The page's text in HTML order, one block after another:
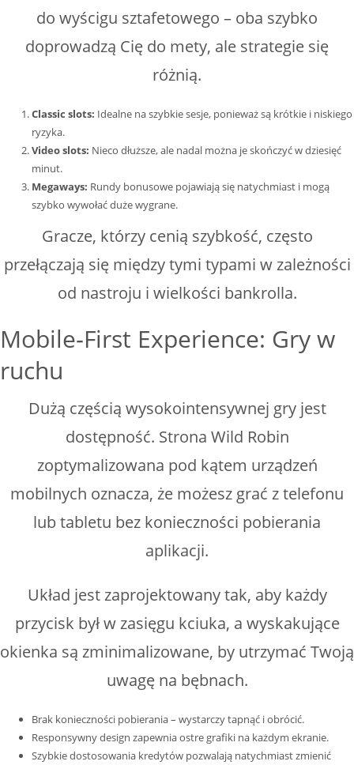
do wyścigu sztafetowego – oba szybko
doprowadzą Cię do mety, ale strategie się
różnią.
Classic slots: Idealne na szybkie sesje, ponieważ są krótkie i niskiego
ryzyka.
Video slots: Nieco dłuższe, ale nadal można je skończyć w dziesięć
minut.
Megaways: Rundy bonusowe pojawiają się natychmiast i mogą
szybko wywołać duże wygrane.
Gracze, którzy cenią szybkość, często
przełączają się między tymi typami w zależności
od nastroju i wielkości bankrolla.
Mobile‑First Experience: Gry w
ruchu
Dużą częścią wysokointensywnej gry jest
dostępność. Strona Wild Robin
zoptymalizowana pod kątem urządzeń
mobilnych oznacza, że możesz grać z telefonu
lub tabletu bez konieczności pobierania
aplikacji.
Układ jest zaprojektowany tak, aby każdy
przycisk był w zasięgu kciuka, a wyskakujące
okienka są zminimalizowane, by utrzymać Twoją
uwagę na bębnach.
Brak konieczności pobierania – wystarczy tapnąć i obrócić.
Responsywny design zapewnia ostre grafiki na każdym ekranie.
Szybkie dostosowania kredytów pozwalają natychmiast zmienić